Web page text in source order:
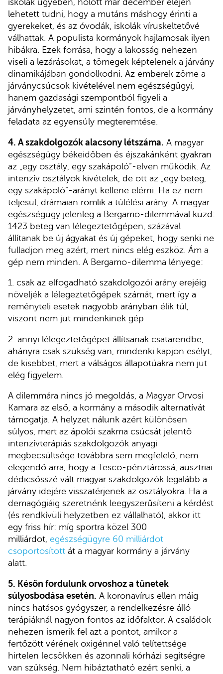
iskolák ügyében, holott már december elején
lehetett tudni, hogy a mutáns máshogy érinti a
gyerekeket, és az óvodák, iskolák víruskeltetővé
válhattak. A populista kormányok hajlamosak ilyen
hibákra. Ezek forrása, hogy a lakosság nehezen
viseli a lezárásokat, a tömegek képtelenek a járvány
dinamikájában gondolkodni. Az emberek zöme a
járványcsúcsok kivételével nem egészségügyi,
hanem gazdasági szempontból figyeli a
járványhelyzetet, ami szintén fontos, de a kormány
feladata az egyensúly megteremtése.
4. A szakdolgozók alacsony létszáma. A magyar
egészségügy békeidőben és éjszakánként gyakran
az „egy osztály, egy szakápoló”-elven működik. Az
intenzív osztályok kivételek, de ott az „egy beteg,
egy szakápoló”-arányt kellene elérni. Ha ez nem
teljesül, drámaian romlik a túlélési arány. A magyar
egészségügy jelenleg a Bergamo-dilemmával küzd:
1423 beteg van lélegeztetőgépen, százával
állítanak be új ágyakat és új gépeket, hogy senki ne
fulladjon meg azért, mert nincs elég eszköz. Ám a
gép nem minden. A Bergamo-dilemma lényege:
1. csak az elfogadható szakdolgozói arány erejéig
növeljék a lélegeztetőgépek számát, mert így a
reményteli esetek nagyobb arányban élik túl,
viszont nem jut mindenkinek gép
2. annyi lélegeztetőgépet állítsanak csatarendbe,
ahányra csak szükség van, mindenki kapjon esélyt,
de kisebbet, mert a válságos állapotúakra nem jut
elég figyelem.
A dilemmára nincs jó megoldás, a Magyar Orvosi
Kamara az első, a kormány a második alternatívát
támogatja. A helyzet nálunk azért különösen
súlyos, mert az ápolói szakma csúcsát jelentő
intenzívterápiás szakdolgozók anyagi
megbecsültsége továbbra sem megfelelő, nem
elegendő arra, hogy a Tesco-pénztárossá, ausztriai
dédicsősszé vált magyar szakdolgozók legalább a
járvány idejére visszatérjenek az osztályokra. Ha a
demagógiáig szeretnénk leegyszerűsíteni a kérdést
(és rendkívüli helyzetben ez vállalható), akkor itt
egy friss hír: míg sportra közel 300
milliárdot, egészségügyre 60 milliárdot
csoportosított át a magyar kormány a járvány
alatt.
5. Későn fordulunk orvoshoz a tünetek
súlyosbodása esetén. A koronavírus ellen máig
nincs hatásos gyógyszer, a rendelkezésre álló
terápiáknál nagyon fontos az időfaktor. A családok
nehezen ismerik fel azt a pontot, amikor a
fertőzött vérének oxigénnel való telítettsége
hirtelen lecsökken és azonnali kórházi segítségre
van szükség. Nem hibáztatható ezért senki, a